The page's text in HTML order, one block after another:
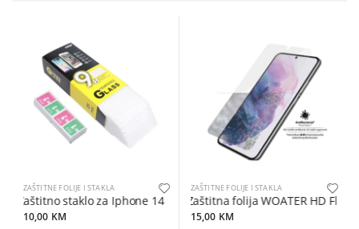
ZAŠTITNE FOLIJE I STAKLA
Zaštitno staklo za Iphone 14 Pro
10,00 KM
ZAŠTITNE FOLIJE I STAKLA
Zaštitna folija WOATER HD
15,00 KM